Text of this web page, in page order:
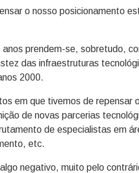
o nosso posicionamento
prendem-se, sobretudo,
das infraestruturas
2000.
em que tivemos de repensar
de novas parcerias
de especialistas em
etc.
negativo, muito pelo